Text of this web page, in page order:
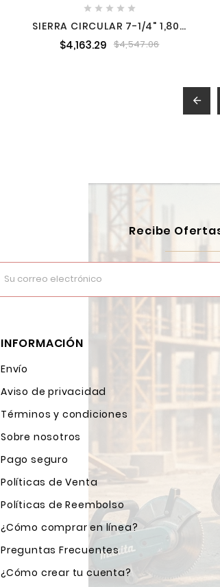
    
SIERRA CIRCULAR 7-1/4" 1,800
W 5,800 RPM DEWALT DWE575-
B3
$4,163.29 $4,547.06

Recibe
INFORMACIÓN
Envío
Aviso de privacidad
Términos y condiciones
Sobre nosotros
Pago seguro
Políticas de Venta
Políticas de Reembolso
¿Cómo comprar en línea?
Preguntas Frecuentes
¿Cómo crear tu cuenta?